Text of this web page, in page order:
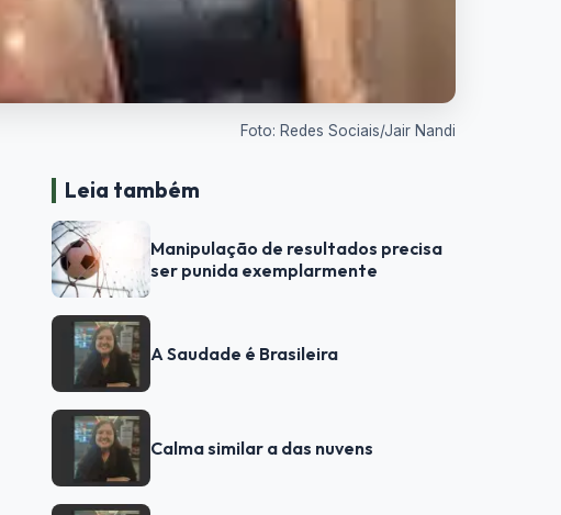
Foto: Redes Sociais/Jair Nandi
Leia também
Manipulação de resultados precisa
ser punida exemplarmente
A Saudade é Brasileira
Calma similar a das nuvens